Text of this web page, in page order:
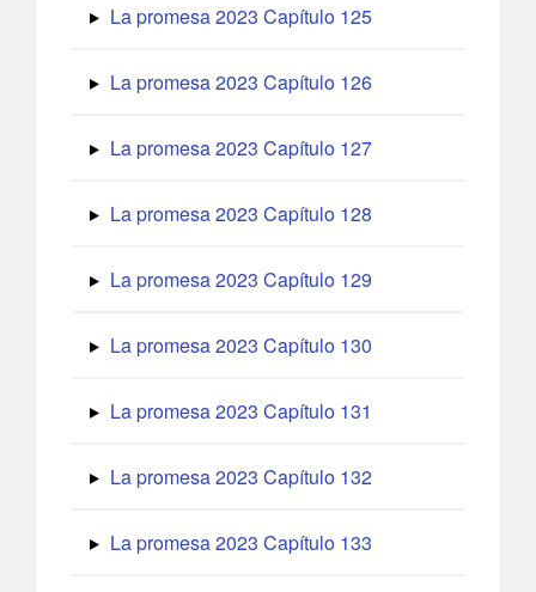
La promesa 2023 Capítulo 125
La promesa 2023 Capítulo 126
La promesa 2023 Capítulo 127
La promesa 2023 Capítulo 128
La promesa 2023 Capítulo 129
La promesa 2023 Capítulo 130
La promesa 2023 Capítulo 131
La promesa 2023 Capítulo 132
La promesa 2023 Capítulo 133